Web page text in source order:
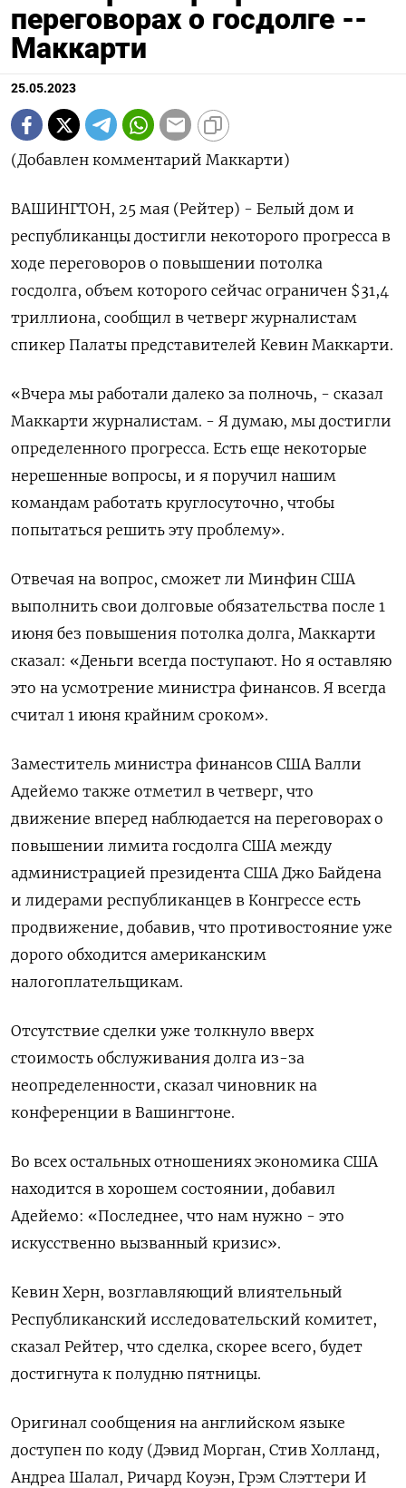
переговорах о госдолге --
Маккарти
25.05.2023
(Добавлен комментарий Маккарти)
ВАШИНГТОН, 25 мая (Рейтер) - Белый дом и
республиканцы достигли некоторого прогресса в
ходе переговоров о повышении потолка
госдолга, объем которого сейчас ограничен $31,4
триллиона, сообщил в четверг журналистам
спикер Палаты представителей Кевин Маккарти.
«Вчера мы работали далеко за полночь, - сказал
Маккарти журналистам. - Я думаю, мы достигли
определенного прогресса. Есть еще некоторые
нерешенные вопросы, и я поручил нашим
командам работать круглосуточно, чтобы
попытаться решить эту проблему».
Отвечая на вопрос, сможет ли Минфин США
выполнить свои долговые обязательства после 1
июня без повышения потолка долга, Маккарти
сказал: «Деньги всегда поступают. Но я оставляю
это на усмотрение министра финансов. Я всегда
считал 1 июня крайним сроком».
Заместитель министра финансов США Валли
Адейемо также отметил в четверг, что
движение вперед наблюдается на переговорах о
повышении лимита госдолга США между
администрацией президента США Джо Байдена
и лидерами республиканцев в Конгрессе есть
продвижение, добавив, что противостояние уже
дорого обходится американским
налогоплательщикам.
Отсутствие сделки уже толкнуло вверх
стоимость обслуживания долга из-за
неопределенности, сказал чиновник на
конференции в Вашингтоне.
Во всех остальных отношениях экономика США
находится в хорошем состоянии, добавил
Адейемо: «Последнее, что нам нужно - это
искусственно вызванный кризис».
Кевин Херн, возглавляющий влиятельный
Республиканский исследовательский комитет,
сказал Рейтер, что сделка, скорее всего, будет
достигнута к полудню пятницы.
Оригинал сообщения на английском языке
доступен по коду (Дэвид Морган, Стив Холланд,
Андреа Шалал, Ричард Коуэн, Грэм Слэттери И